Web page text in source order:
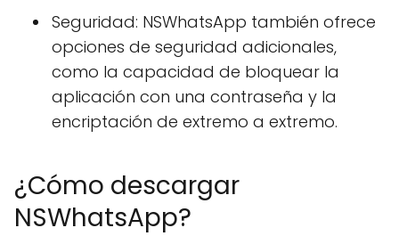
Seguridad: NSWhatsApp también ofrece
opciones de seguridad adicionales,
como la capacidad de bloquear la
aplicación con una contraseña y la
encriptación de extremo a extremo.
¿Cómo descargar
NSWhatsApp?